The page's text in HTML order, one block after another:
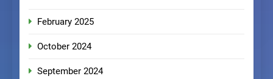
February 2025
October 2024
September 2024